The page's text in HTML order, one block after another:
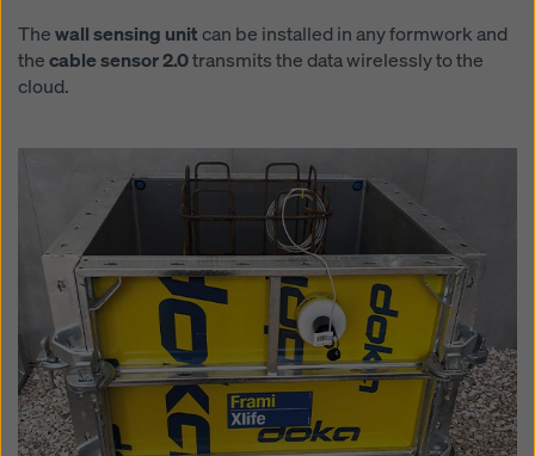
Thewall sensing unitcan be installed in any formwork and
thecable sensor 2.0transmits the data wirelessly to the
cloud.